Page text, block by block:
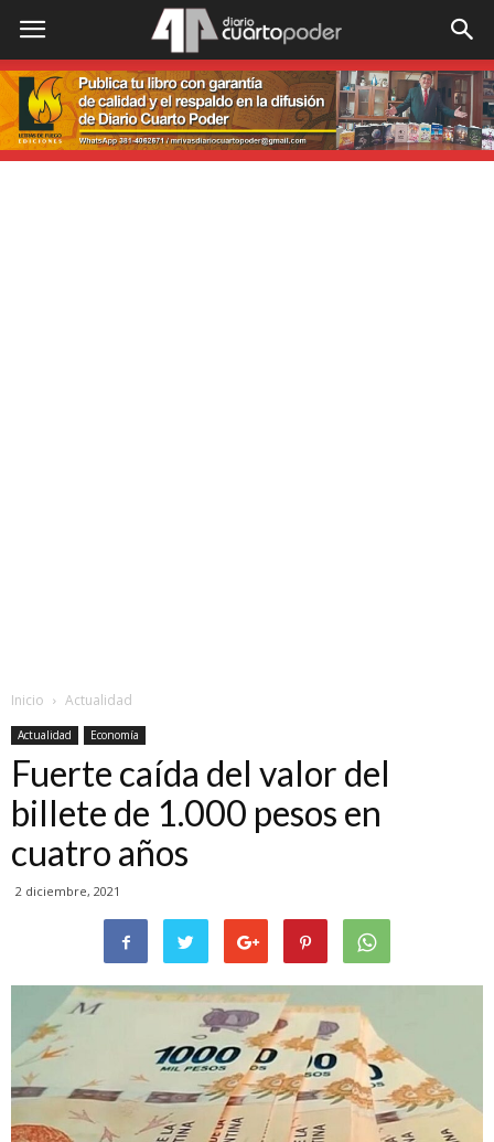
Inicio Actualidad
Actualidad Economía
Fuerte caída del valor del
billete de 1.000 pesos en
cuatro años
2 diciembre, 2021